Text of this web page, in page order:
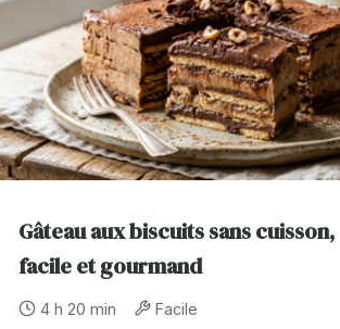
Gâteau aux biscuits sans cuisson,
facile et gourmand
4 h 20 min Facile